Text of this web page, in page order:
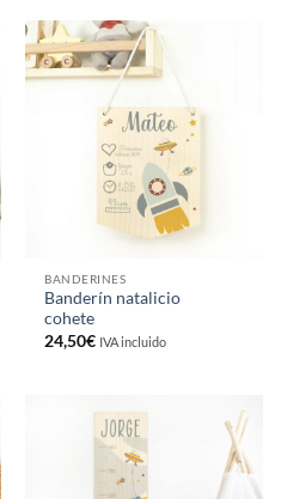
BANDERINES
Banderín natalicio
cohete
24,50€ IVA incluido